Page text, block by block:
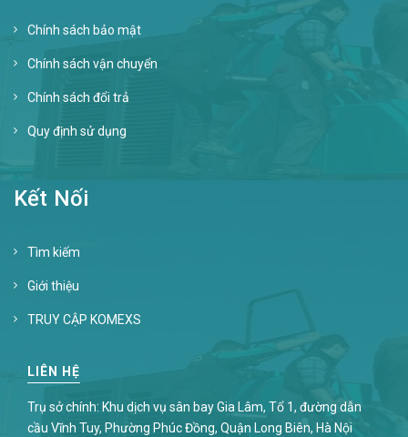
Chính sách bảo mật
Chính sách vận chuyển
Chính sách đổi trả
Quy định sử dụng
Kết Nối
Tìm kiếm
Giới thiệu
TRUY CẬP KOMEXS
LIÊN HỆ
Trụ sở chính: Khu dịch vụ sân bay Gia Lâm, Tổ 1, đường dẫn
cầu Vĩnh Tuy, Phường Phúc Đồng, Quận Long Biên, Hà Nội